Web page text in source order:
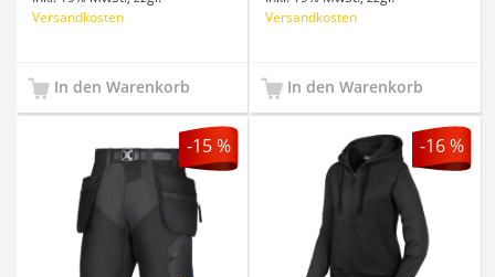
Versandkosten
In den Warenkorb
Versandkosten
In den Warenkorb
-15 % -16 %